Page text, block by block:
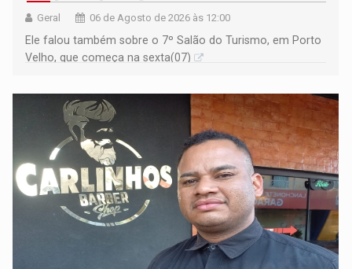
Geral 06 de Agosto de 2026 às 12:00
Ele falou também sobre o 7º Salão do Turismo, em Porto
Velho, que começa na sexta(07)